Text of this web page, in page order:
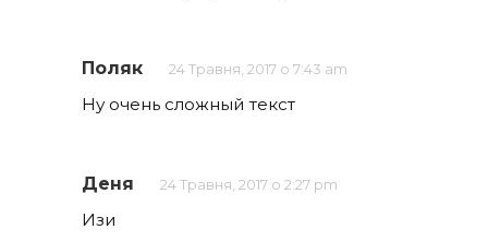
Поляк 24 Травня, 2017 о 7:43 am
Ну очень сложный текст
Деня 24 Травня, 2017 о 2:27 pm
Изи